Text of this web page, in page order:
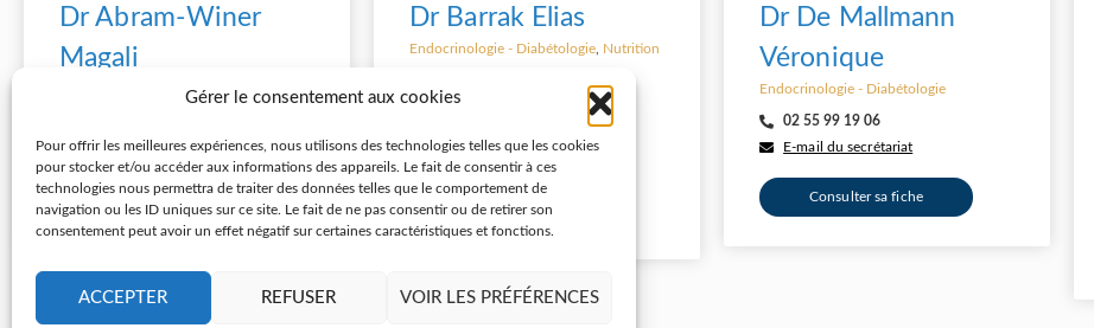
Gérer le consentement aux cookies
Pour offrir les meilleures expériences, nous utilisons des technologies telles que les cookies
pour stocker et/ou accéder aux informations des appareils. Le fait de consentir à ces
technologies nous permettra de traiter des données telles que le comportement de
navigation ou les ID uniques sur ce site. Le fait de ne pas consentir ou de retirer son
consentement peut avoir un effet négatif sur certaines caractéristiques et fonctions.
ACCEPTER REFUSER VOIR LES PRÉFÉRENCES
Dr Abram-Winer
Magali
Endocrinologie - Diabétologie
E-mail du secrétariat
Consulter sa fiche
Dr Barrak Elias
Endocrinologie - Diabétologie, Nutrition
Consulter sa fiche
Dr De Mallmann
Véronique
Endocrinologie - Diabétologie
02 55 99 19 06
E-mail du secrétariat
Consulter sa fiche